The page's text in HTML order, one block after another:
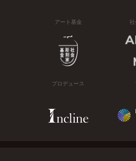
アート基金
プロデュース